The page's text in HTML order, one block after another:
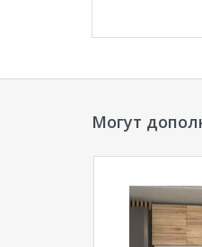
полуовал
магазинаи
Могут